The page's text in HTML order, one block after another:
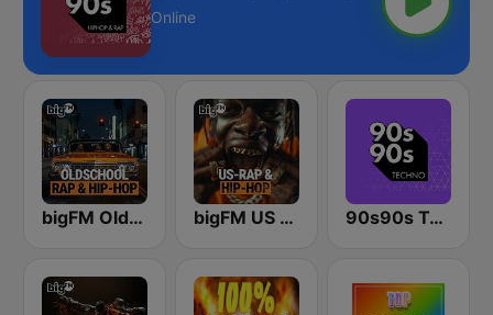
Online
bigFM Oldschool Rap & Hip-Hop bigFM US Rap & Hip-Hop 90s90s Techno